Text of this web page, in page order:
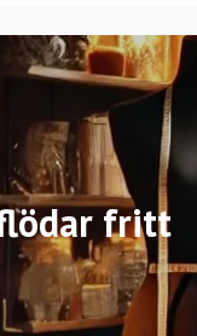
fritt